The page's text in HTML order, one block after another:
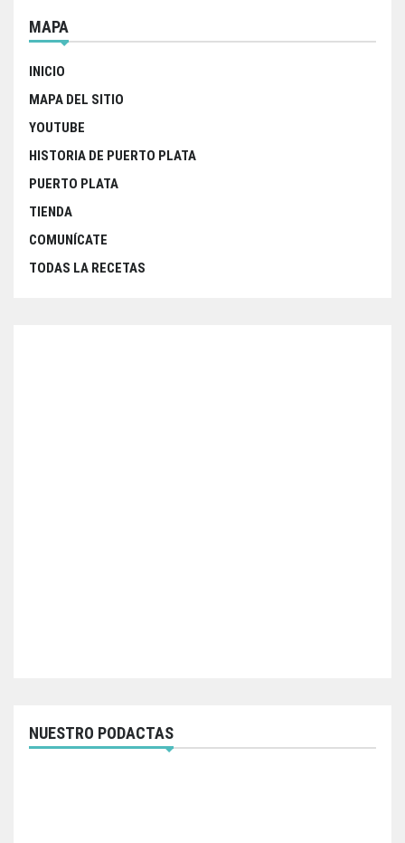
MAPA
INICIO
MAPA DEL SITIO
YOUTUBE
HISTORIA DE PUERTO PLATA
PUERTO PLATA
TIENDA
COMUNÍCATE
TODAS LA RECETAS
NUESTRO PODACTAS